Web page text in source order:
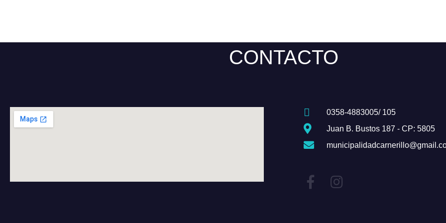
CONTACTO
0358-4883005/ 105
Juan B. Bustos 187 - CP: 5805